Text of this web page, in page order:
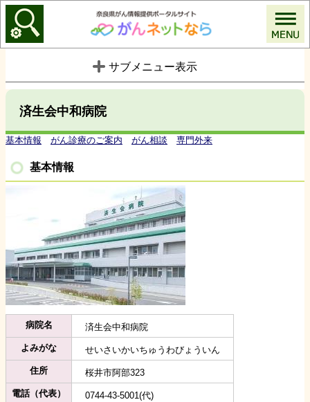
がんネットなら
サブメニュー表示
済生会中和病院
基本情報 がん診療のご案内 がん相談 専門外来
基本情報
病院名
済生会中和病院
よみがな
せいさいかいちゅうわびょういん
住所
桜井市阿部323
電話（代表）
0744-43-5001(代)